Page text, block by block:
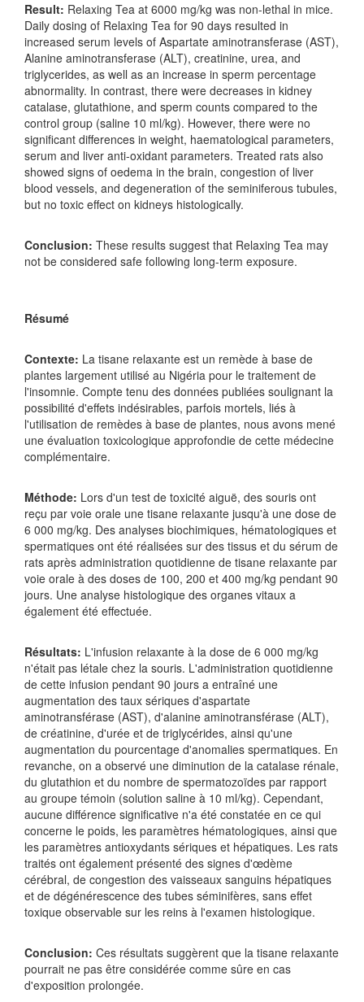
Result: Relaxing Tea at 6000 mg/kg was non-lethal in mice.
Daily dosing of Relaxing Tea for 90 days resulted in
increased serum levels of Aspartate aminotransferase (AST),
Alanine aminotransferase (ALT), creatinine, urea, and
triglycerides, as well as an increase in sperm percentage
abnormality. In contrast, there were decreases in kidney
catalase, glutathione, and sperm counts compared to the
control group (saline 10 ml/kg). However, there were no
significant differences in weight, haematological parameters,
serum and liver anti-oxidant parameters. Treated rats also
showed signs of oedema in the brain, congestion of liver
blood vessels, and degeneration of the seminiferous tubules,
but no toxic effect on kidneys histologically.
Conclusion: These results suggest that Relaxing Tea may
not be considered safe following long-term exposure.
Résumé
Contexte: La tisane relaxante est un remède à base de
plantes largement utilisé au Nigéria pour le traitement de
l'insomnie. Compte tenu des données publiées soulignant la
possibilité d'effets indésirables, parfois mortels, liés à
l'utilisation de remèdes à base de plantes, nous avons mené
une évaluation toxicologique approfondie de cette médecine
complémentaire.
Méthode: Lors d'un test de toxicité aiguë, des souris ont
reçu par voie orale une tisane relaxante jusqu'à une dose de
6 000 mg/kg. Des analyses biochimiques, hématologiques et
spermatiques ont été réalisées sur des tissus et du sérum de
rats après administration quotidienne de tisane relaxante par
voie orale à des doses de 100, 200 et 400 mg/kg pendant 90
jours. Une analyse histologique des organes vitaux a
également été effectuée.
Résultats: L'infusion relaxante à la dose de 6 000 mg/kg
n'était pas létale chez la souris. L'administration quotidienne
de cette infusion pendant 90 jours a entraîné une
augmentation des taux sériques d'aspartate
aminotransférase (AST), d'alanine aminotransférase (ALT),
de créatinine, d'urée et de triglycérides, ainsi qu'une
augmentation du pourcentage d'anomalies spermatiques. En
revanche, on a observé une diminution de la catalase rénale,
du glutathion et du nombre de spermatozoïdes par rapport
au groupe témoin (solution saline à 10 ml/kg). Cependant,
aucune différence significative n'a été constatée en ce qui
concerne le poids, les paramètres hématologiques, ainsi que
les paramètres antioxydants sériques et hépatiques. Les rats
traités ont également présenté des signes d'œdème
cérébral, de congestion des vaisseaux sanguins hépatiques
et de dégénérescence des tubes séminifères, sans effet
toxique observable sur les reins à l'examen histologique.
Conclusion: Ces résultats suggèrent que la tisane relaxante
pourrait ne pas être considérée comme sûre en cas
d'exposition prolongée.